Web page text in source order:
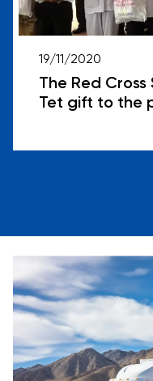
19/11/2020
The Red
Tet gift to the